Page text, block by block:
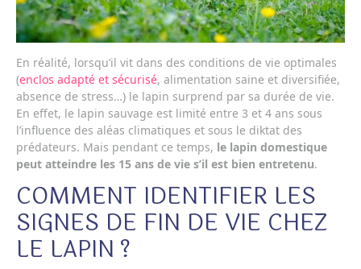
En réalité, lorsqu’il vit dans des conditions de vie optimales
(enclos adapté et sécurisé, alimentation saine et diversifiée,
absence de stress…) le lapin surprend par sa durée de vie.
En effet, le lapin sauvage est limité entre 3 et 4 ans sous
l’influence des aléas climatiques et sous le diktat des
prédateurs. Mais pendant ce temps, le lapin domestique
peut atteindre les 15 ans de vie s’il est bien entretenu.
COMMENT IDENTIFIER LES
SIGNES DE FIN DE VIE CHEZ
LE LAPIN ?